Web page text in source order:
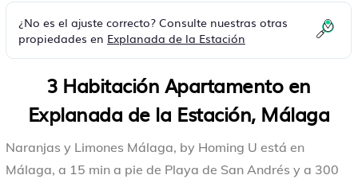
¿No es el ajuste correcto? Consulte nuestras otras
propiedades en Explanada de la Estación
3 Habitación Apartamento en
Explanada de la Estación, Málaga
Naranjas y Limones Málaga, by Homing U está en
Málaga, a 15 min a pie de Playa de San Andrés y a 300